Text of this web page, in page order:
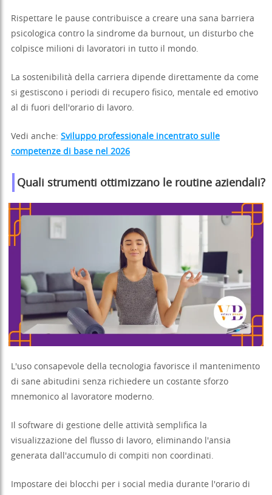
Rispettare le pause contribuisce a creare una sana barriera
psicologica contro la sindrome da burnout, un disturbo che
colpisce milioni di lavoratori in tutto il mondo.
La sostenibilità della carriera dipende direttamente da come
si gestiscono i periodi di recupero fisico, mentale ed emotivo
al di fuori dell'orario di lavoro.
Vedi anche: Sviluppo professionale incentrato sulle
competenze di base nel 2026
Quali strumenti ottimizzano le routine aziendali?
L'uso consapevole della tecnologia favorisce il mantenimento
di sane abitudini senza richiedere un costante sforzo
mnemonico al lavoratore moderno.
Il software di gestione delle attività semplifica la
visualizzazione del flusso di lavoro, eliminando l'ansia
generata dall'accumulo di compiti non coordinati.
Impostare dei blocchi per i social media durante l'orario di